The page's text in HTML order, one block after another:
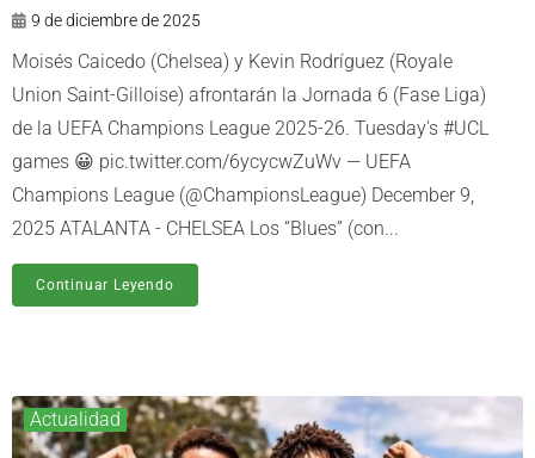
9 de diciembre de 2025
Moisés Caicedo (Chelsea) y Kevin Rodríguez (Royale
Union Saint-Gilloise) afrontarán la Jornada 6 (Fase Liga)
de la UEFA Champions League 2025-26. Tuesday's #UCL
games 😀 pic.twitter.com/6ycycwZuWv — UEFA
Champions League (@ChampionsLeague) December 9,
2025 ATALANTA - CHELSEA Los “Blues” (con...
Continuar Leyendo
Actualidad